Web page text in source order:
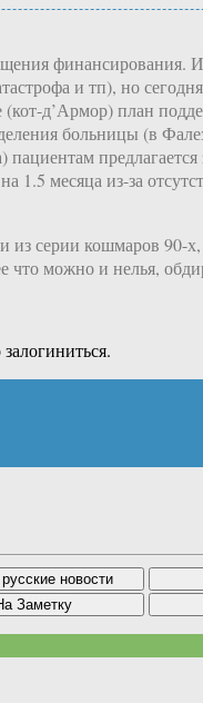
финансирования.
и тп), но
д’Армор) план
больницы (в
месяца из-за
серии кошмаров
можно и нелья,